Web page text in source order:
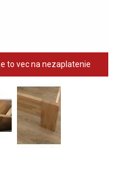
to vec na nezaplatenie